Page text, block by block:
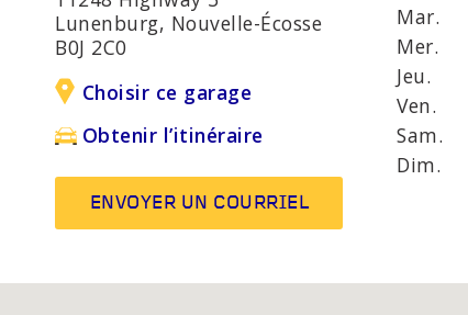
AUTRES SERVICES
Lunenburg, Nouvelle-Écosse
B0J 2C0
Choisir ce garage
Obtenir l’itinéraire
ENVOYER UN COURRIEL
Mar.
Mer.
Jeu.
Ven.
Sam.
Dim.